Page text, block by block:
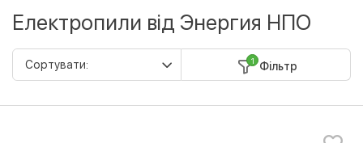
Електропили від Энергия НПО
1 Фільтр